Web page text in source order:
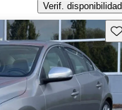
Verif. disponibilidad